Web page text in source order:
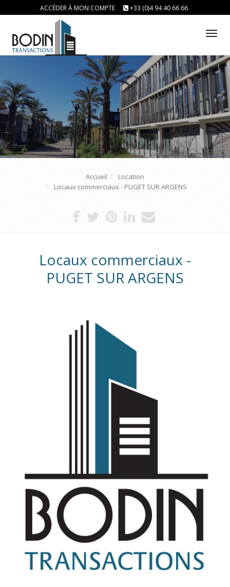
ACCÉDER À MON COMPTE +33 (0)4 94 40 66 66
Accueil
Location
Locaux commerciaux - PUGET SUR ARGENS
Locaux commerciaux -
PUGET SUR ARGENS